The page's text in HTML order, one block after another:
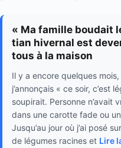
« Ma famille boudait
tian hivernal est
tous à la maison
Il y a encore quelques
j’annonçais « ce soir, c’est
soupirait. Personne n’avait
dans une carotte fade ou
Jusqu’au jour où j’ai posé
de légumes racines et Lire